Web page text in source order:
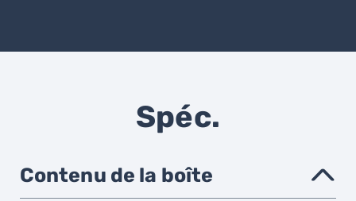
Spéc.
Contenu de la boîte ›